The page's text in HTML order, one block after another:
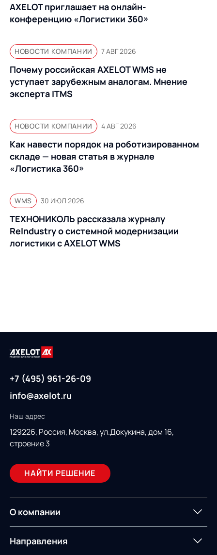
AXELOT приглашает на онлайн-
конференцию «Логистики 360»
НОВОСТИ КОМПАНИИ 7 АВГ 2026
Почему российская AXELOT WMS не
уступает зарубежным аналогам. Мнение
эксперта ITMS
НОВОСТИ КОМПАНИИ 4 АВГ 2026
Как навести порядок на роботизированном
складе — новая статья в журнале
«Логистика 360»
WMS 30 ИЮЛ 2026
ТЕХНОНИКОЛЬ рассказала журналу
ReIndustry о системной модернизации
логистики с AXELOT WMS
+7 (495) 961-26-09
info@axelot.ru
Наш адрес
129226, Россия, Москва, ул.Докукина, дом 16,
строение 3
НАЙТИ РЕШЕНИЕ
О компании
О компании
Направления